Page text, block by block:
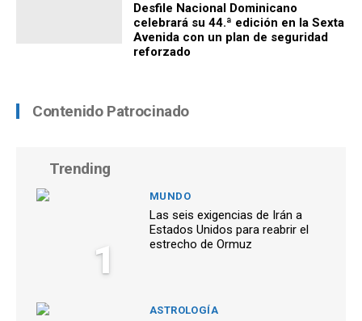
Desfile Nacional Dominicano
celebrará su 44.ª edición en la Sexta
Avenida con un plan de seguridad
reforzado
Contenido Patrocinado
Trending
1
MUNDO
Las seis exigencias de Irán a
Estados Unidos para reabrir el
estrecho de Ormuz
ASTROLOGÍA